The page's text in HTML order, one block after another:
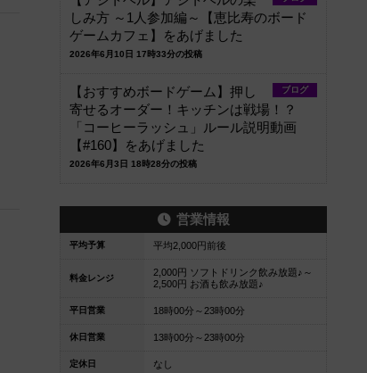
しみ方 ～1人参加編～【恵比寿のボード
ゲームカフェ】をあげました
2026年6月10日 17時33分の投稿
ブログ
【おすすめボードゲーム】押し
寄せるオーダー！キッチンは戦場！？
「コーヒーラッシュ」ルール説明動画
【#160】をあげました
2026年6月3日 18時28分の投稿
営業情報
平均予算 平均2,000円前後
料金レンジ
2,000円 ソフトドリンク飲み放題♪～
2,500円 お酒も飲み放題♪
平日営業 18時00分～23時00分
休日営業 13時00分～23時00分
定休日 なし